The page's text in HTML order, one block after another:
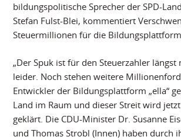
bildungspolitische Sprecher der SPD-
Stefan Fulst-Blei, kommentiert
Steuermillionen für die Bildungsplattform
„Der Spuk ist für den Steuerzahler längst
leider. Noch stehen weitere
Entwickler der Bildungsplattform „ella“
Land im Raum und dieser Streit wird
geklärt. Die CDU-Minister Dr. Susanne
und Thomas Strobl (Innen) haben durch